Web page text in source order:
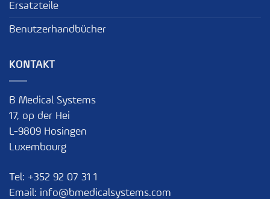
Ersatzteile
Benutzerhandbücher
KONTAKT
B Medical Systems
17, op der Hei
L-9809 Hosingen
Luxembourg
Tel: +352 92 07 31 1
Email: info@bmedicalsystems.com